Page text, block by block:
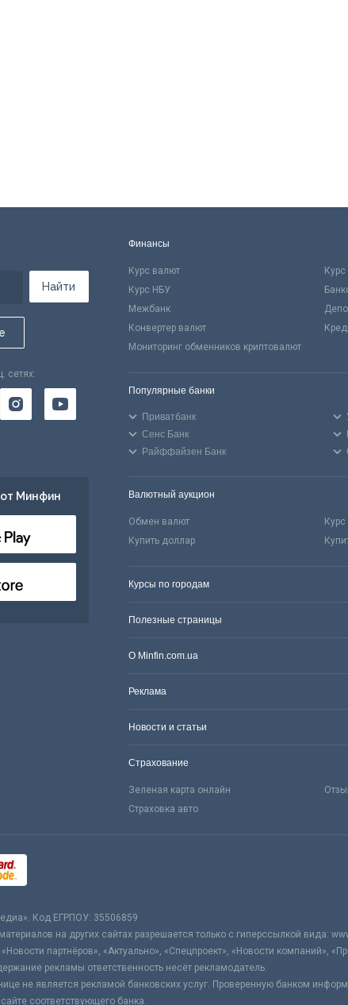
Найти
сетях:
Минфин
Финансы
Курс валют
Курс НБУ
Межбанк
Конвертер валют
Мониторинг обменников криптовалют
Популярные банки
Приватбанк
Сенс Банк
Райффайзен Банк
Валютный аукцион
Обмен валют
Купить доллар
Курсы по городам
Полезные страницы
О Minfin.com.ua
Реклама
Новости и статьи
Страхование
Зеленая карта онлайн
Страховка авто
Код ЕГРПОУ: 35506859
на других сайтах разрешается только с гиперссылкой вида:
партнёров», «Актуально», «Спецпроект», «Новости компаний»,
рекламы ответственность несёт рекламодатель.
не является рекламой банковских услуг. Проверенную банком
соответствующего банка.